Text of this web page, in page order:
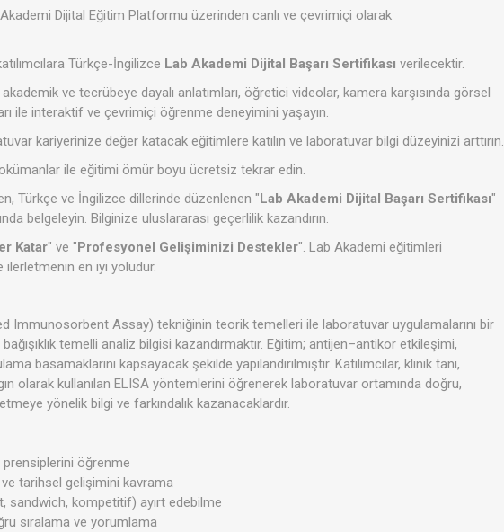
Dijital Eğitim Platformu üzerinden canlı ve çevrimiçi olarak
Türkçe-İngilizce Lab Akademi Dijital Başarı Sertifikası verilecektir.
ve tecrübeye dayalı anlatımları, öğretici videolar, kamera karşısında görsel
ile interaktif ve çevrimiçi öğrenme deneyimini yaşayın.
kariyerinize değer katacak eğitimlere katılın ve laboratuvar bilgi düzeyinizi arttırın.
ile eğitimi ömür boyu ücretsiz tekrar edin.
Türkçe ve İngilizce dillerinde düzenlenen "Lab Akademi Dijital Başarı Sertifikası"
belgeleyin. Bilginize uluslararası geçerlilik kazandırın.
Katar" ve "Profesyonel Gelişiminizi Destekler". Lab Akademi eğitimleri
en iyi yoludur.
Immunosorbent Assay) tekniğinin teorik temelleri ile laboratuvar uygulamalarını bir
temelli analiz bilgisi kazandırmaktır. Eğitim; antijen–antikor etkileşimi,
basamaklarını kapsayacak şekilde yapılandırılmıştır. Katılımcılar, klinik tanı,
olarak kullanılan ELISA yöntemlerini öğrenerek laboratuvar ortamında doğru,
yönelik bilgi ve farkındalık kazanacaklardır.
öğrenme
ve tarihsel gelişimini kavrama
sandwich, kompetitif) ayırt edebilme
sıralama ve yorumlama